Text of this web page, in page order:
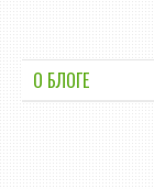
О БЛОГЕ